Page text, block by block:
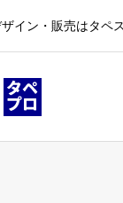
イン・販売はタペ